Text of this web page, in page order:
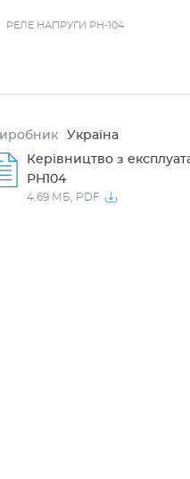
РЕЛЕ НАПРУГИ РН-104
Україна
Керівництво з
РН104
4.69 МБ, PDF